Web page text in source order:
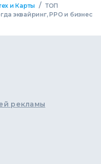
и Карты / ТОП
эквайринг, РРО и бизнес
рекламы